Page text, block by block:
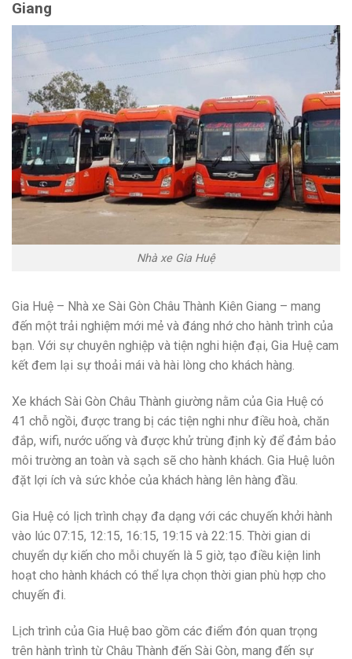
Giang
Nhà xe Gia Huệ
Gia Huệ – Nhà xe Sài Gòn Châu Thành Kiên Giang – mang
đến một trải nghiệm mới mẻ và đáng nhớ cho hành trình của
bạn. Với sự chuyên nghiệp và tiện nghi hiện đại, Gia Huệ cam
kết đem lại sự thoải mái và hài lòng cho khách hàng.
Xe khách Sài Gòn Châu Thành giường nằm của Gia Huệ có
41 chỗ ngồi, được trang bị các tiện nghi như điều hoà, chăn
đắp, wifi, nước uống và được khử trùng định kỳ để đảm bảo
môi trường an toàn và sạch sẽ cho hành khách. Gia Huệ luôn
đặt lợi ích và sức khỏe của khách hàng lên hàng đầu.
Gia Huệ có lịch trình chạy đa dạng với các chuyến khởi hành
vào lúc 07:15, 12:15, 16:15, 19:15 và 22:15. Thời gian di
chuyển dự kiến cho mỗi chuyến là 5 giờ, tạo điều kiện linh
hoạt cho hành khách có thể lựa chọn thời gian phù hợp cho
chuyến đi.
Lịch trình của Gia Huệ bao gồm các điểm đón quan trọng
trên hành trình từ Châu Thành đến Sài Gòn, mang đến sự